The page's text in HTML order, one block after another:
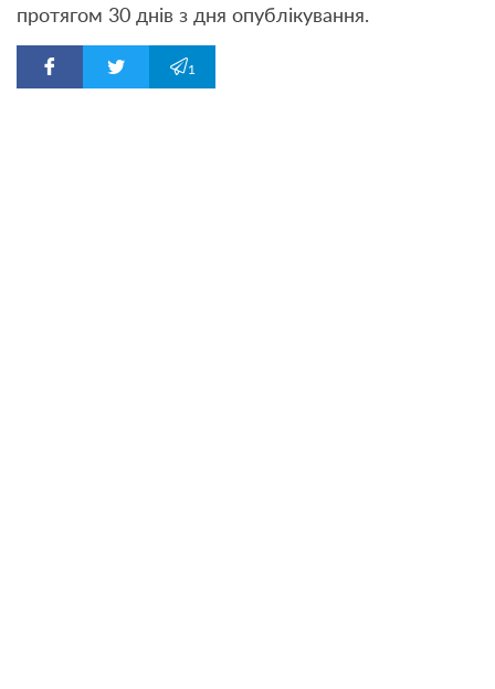
1
протягом 30 днів з дня опублікування.